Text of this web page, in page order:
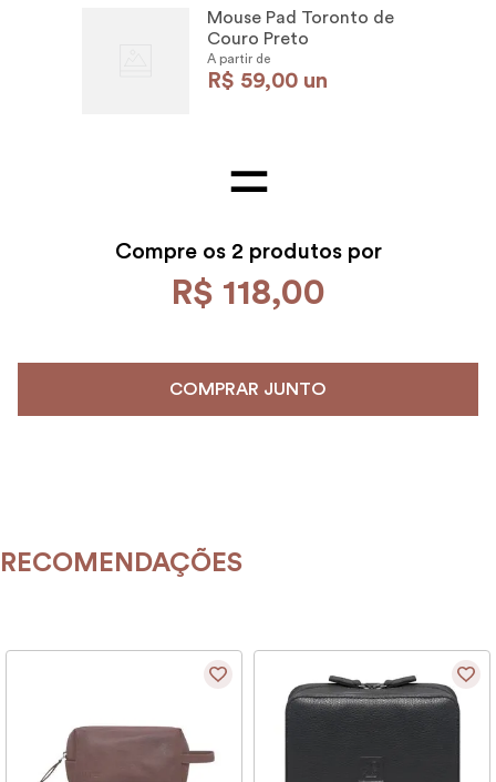
Mouse Pad Toronto de
Couro Preto
A partir de
R$ 59,00 un
Compre os 2 produtos por
R$ 118,00
COMPRAR JUNTO
RECOMENDAÇÕES